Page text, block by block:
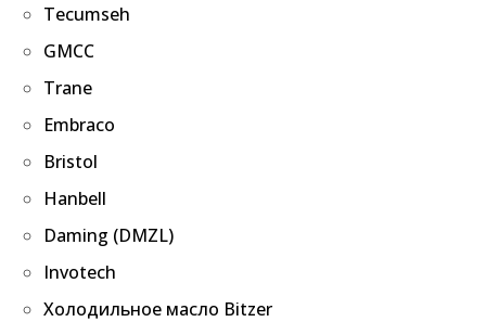
Tecumseh
GMCC
Trane
Embraco
Bristol
Hanbell
Daming (DMZL)
Invotech
Холодильное масло Bitzer